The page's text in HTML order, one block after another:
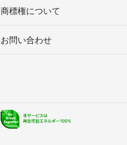
商標権について
お問い合わせ